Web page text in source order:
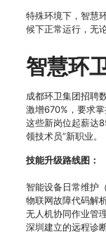
特殊环境下，智慧
候下正常运行，无
智慧环
成都环卫集团招聘
激增670%，要求
这些新岗位起薪达
领技术员”新职业。
技能升级路线图：
智能设备日常维护
物联网故障代码解
无人机协同作业管
深圳建立的远程诊